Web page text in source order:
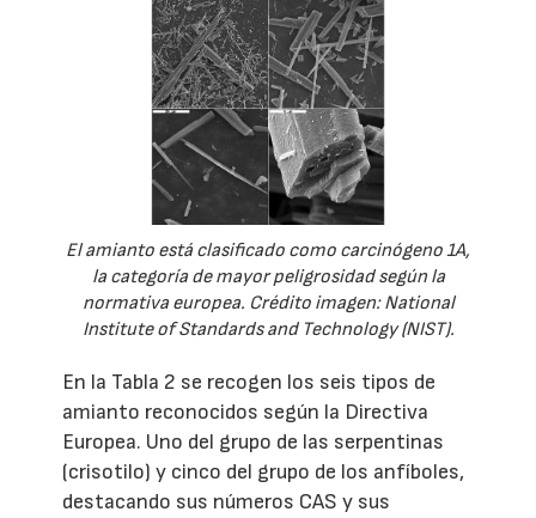
El amianto está clasificado como carcinógeno 1A,
la categoría de mayor peligrosidad según la
normativa europea. Crédito imagen: National
Institute of Standards and Technology (NIST).
En la Tabla 2 se recogen los seis tipos de
amianto reconocidos según la Directiva
Europea. Uno del grupo de las serpentinas
(crisotilo) y cinco del grupo de los anfíboles,
destacando sus números CAS y sus